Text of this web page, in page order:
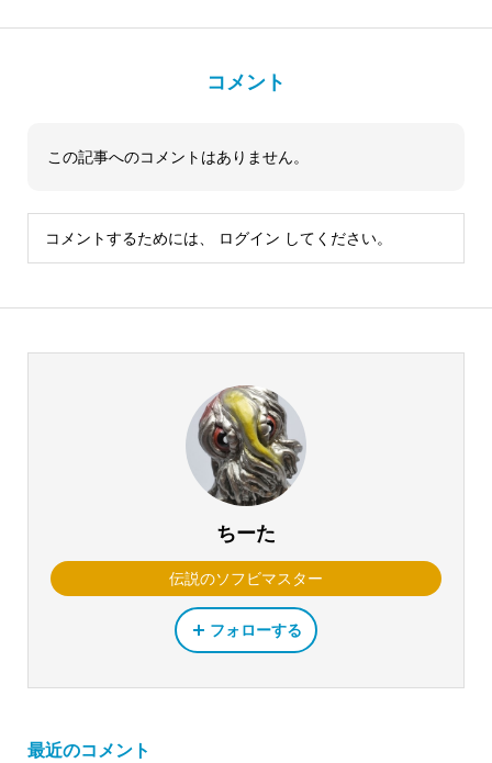
コメント
この記事へのコメントはありません。
コメントするためには、 ログイン してください。
ちーた
伝説のソフビマスター
フォローする
最近のコメント